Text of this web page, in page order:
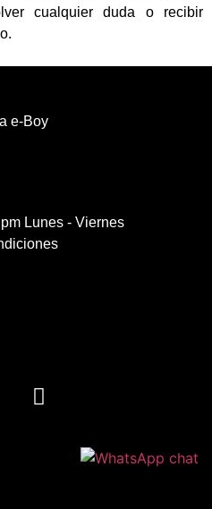
cualquier duda o recibir
e-Boy
Lunes - Viernes